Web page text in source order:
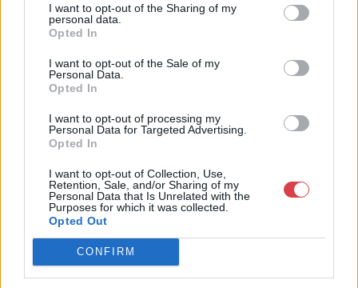
I want to opt-out of the Sharing of my
personal data.
Opted In
I want to opt-out of the Sale of my
Personal Data.
Opted In
I want to opt-out of processing my
Personal Data for Targeted Advertising.
Opted In
I want to opt-out of Collection, Use,
Retention, Sale, and/or Sharing of my
Personal Data that Is Unrelated with the
Purposes for which it was collected.
Opted Out
CONFIRM
NEMESFÉM TÁRGYAK
264. tétel:
Biedermeier
gyerytatartópár
Biedermeier
gyertyatartópár Ezüst, 389
g. Kerek talpon bécsirózsás
baluszteres szár, kehely
Kikiáltási ár:150 000Ft
NEMESFÉM TÁRGYAK
265. tétel:
teáskészlet
Klasszicista teáskészlet
Cukortartó és tejkiöntő
Kikiáltási ár:380 000Ft